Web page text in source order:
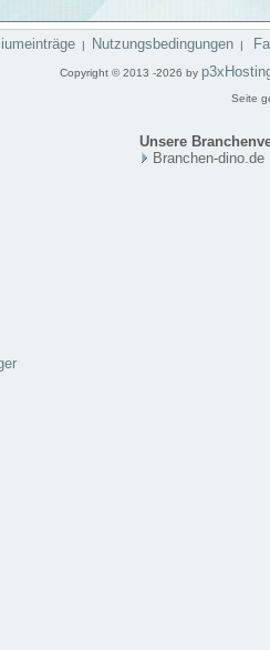
| Nutzungsbedingungen |
Copyright © 2013 -2026 by
Seite
Unsere
Branchen-dino.de